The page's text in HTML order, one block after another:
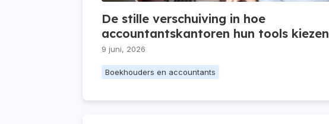
De stille verschuiving in hoe
accountantskantoren hun tools kiezen
9 juni, 2026
Boekhouders en accountants